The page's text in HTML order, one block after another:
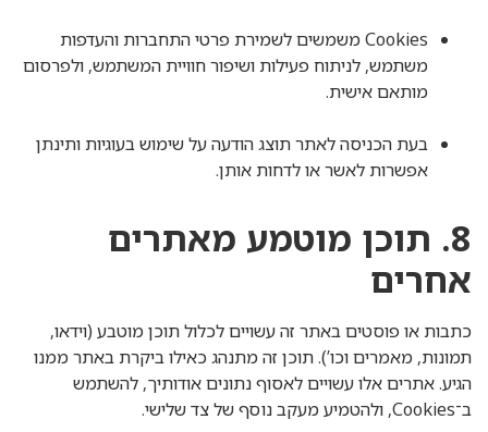
Cookies משמשים לשמירת פרטי התחברות והעדפות
משתמש, לניתוח פעילות ושיפור חוויית המשתמש, ולפרסום
מותאם אישית.
בעת הכניסה לאתר תוצג הודעה על שימוש בעוגיות ותינתן
אפשרות לאשר או לדחות אותן.
8. תוכן מוטמע מאתרים
אחרים
כתבות או פוסטים באתר זה עשויים לכלול תוכן מוטבע (וידאו,
תמונות, מאמרים וכו’). תוכן זה מתנהג כאילו ביקרת באתר ממנו
הגיע. אתרים אלו עשויים לאסוף נתונים אודותיך, להשתמש
ב־Cookies, ולהטמיע מעקב נוסף של צד שלישי.